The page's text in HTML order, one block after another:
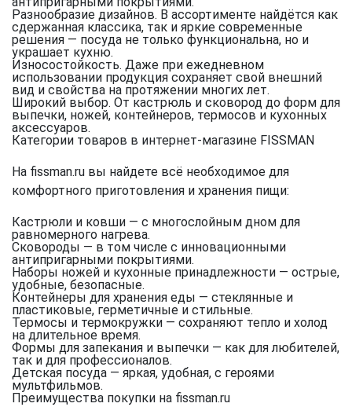
Разнообразие дизайнов. В ассортименте найдётся как
сдержанная классика, так и яркие современные
решения — посуда не только функциональна, но и
украшает кухню.
Износостойкость. Даже при ежедневном
использовании продукция сохраняет свой внешний
вид и свойства на протяжении многих лет.
Широкий выбор. От кастрюль и сковород до форм для
выпечки, ножей, контейнеров, термосов и кухонных
аксессуаров.
Категории товаров в интернет-магазине FISSMAN
На fissman.ru вы найдете всё необходимое для
комфортного приготовления и хранения пищи:
Кастрюли и ковши — с многослойным дном для
равномерного нагрева.
Сковороды — в том числе с инновационными
антипригарными покрытиями.
Наборы ножей и кухонные принадлежности — острые,
удобные, безопасные.
Контейнеры для хранения еды — стеклянные и
пластиковые, герметичные и стильные.
Термосы и термокружки — сохраняют тепло и холод
на длительное время.
Формы для запекания и выпечки — как для любителей,
так и для профессионалов.
Детская посуда — яркая, удобная, с героями
мультфильмов.
Преимущества покупки на fissman.ru